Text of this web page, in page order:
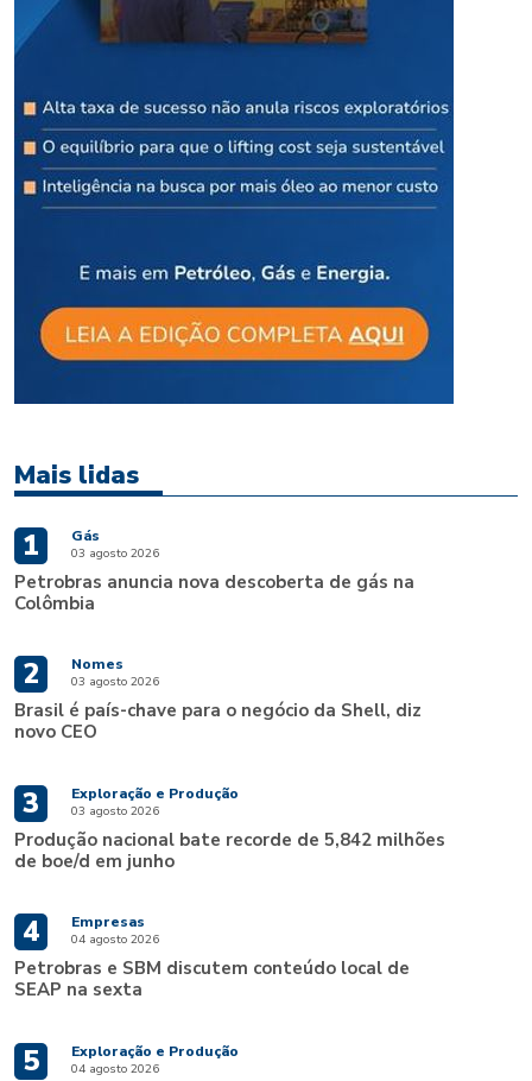
Mais lidas
1 Gás
03 agosto 2026
Petrobras anuncia nova descoberta de gás na
Colômbia
2 Nomes
03 agosto 2026
Brasil é país-chave para o negócio da Shell, diz
novo CEO
3 Exploração e Produção
03 agosto 2026
Produção nacional bate recorde de 5,842 milhões
de boe/d em junho
4 Empresas
04 agosto 2026
Petrobras e SBM discutem conteúdo local de
SEAP na sexta
5 Exploração e Produção
04 agosto 2026